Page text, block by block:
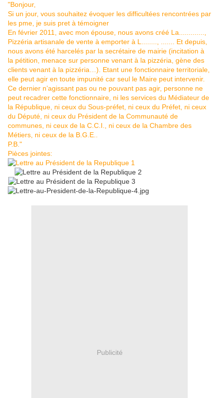
"Bonjour,
Si un jour, vous souhaitez évoquer les difficultées rencontrées par
les pme, je suis pret à témoigner
En février 2011, avec mon épouse, nous avons créé La.............,
Pizzéria artisanale de vente à emporter à L........, ....... Et depuis,
nous avons été harcelés par la secrétaire de mairie (incitation à
la pétition, menace sur personne venant à la pizzéria, gène des
clients venant à la pizzéria…). Etant une fonctionnaire territoriale,
elle peut agir en toute impunité car seul le Maire peut intervenir.
Ce dernier n’agissant pas ou ne pouvant pas agir, personne ne
peut recadrer cette fonctionnaire, ni les services du Médiateur de
la République, ni ceux du Sous-préfet, ni ceux du Préfet, ni ceux
du Député, ni ceux du Président de la Communauté de
communes, ni ceux de la C.C.I., ni ceux de la Chambre des
Métiers, ni ceux de la B.G.E..
P.B."
Pièces jointes:
Publicité